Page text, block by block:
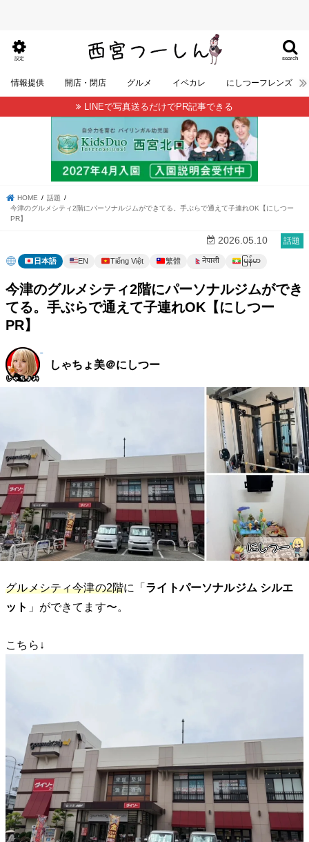
search
設定
情報提供 開店・閉店 グルメ イベカレ にしつーフレンズ
LINEで写真送るだけでPR記事できる
HOME
話題
今津のグルメシティ2階にパーソナルジムができてる。手ぶらで通えて子連れOK【にしつー
PR】
話題
2026.05.10
日本語 EN Tiếng Việt 繁體 नेपाली မြန်မာ
今津のグルメシティ2階にパーソナルジムができ
てる。手ぶらで通えて子連れOK【にしつー
PR】
しゃちょ美＠にしつー
グルメシティ今津の2階に「 ライトパーソナルジム シルエ
ット 」ができてます〜。
こちら↓